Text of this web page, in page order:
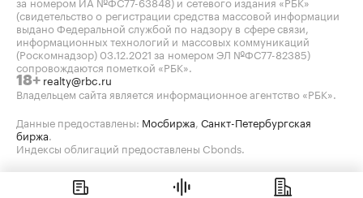
(свидетельство о регистрации средства массовой информации
выдано Федеральной службой по надзору в сфере связи,
информационных технологий и массовых коммуникаций
(Роскомнадзор) 03.12.2021 за номером ЭЛ №ФС77-82385)
сопровождаются пометкой «РБК».
18+ realty@rbc.ru
Владельцем сайта является информационное агентство «РБК».
Данные предоставлены: Мосбиржа Санкт-Петербургская
биржа
Индексы облигаций предоставлены Cbonds.